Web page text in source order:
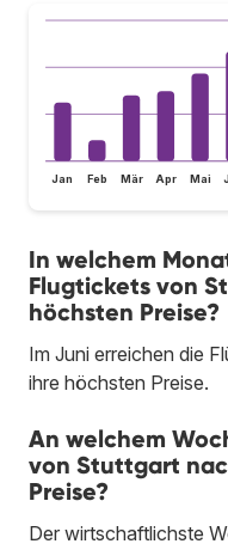
Jan Feb Mär Apr Mai
In welchem
Flugtickets von
höchsten Preise?
Im Juni erreichen die
ihre höchsten Preise.
An welchem
von Stuttgart
Preise?
Der wirtschaftlichste